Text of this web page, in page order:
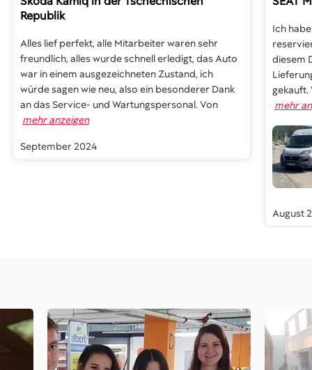
Republik
Alles lief perfekt, alle Mitarbeiter waren sehr
freundlich, alles wurde schnell erledigt, das Auto
war in einem ausgezeichneten Zustand, ich
würde sagen wie neu, also ein besonderer Dank
an das Service- und Wartungspersonal. Von
mehr anzeigen
September 2024
Ich
diesem
gekauft.
mehr
August